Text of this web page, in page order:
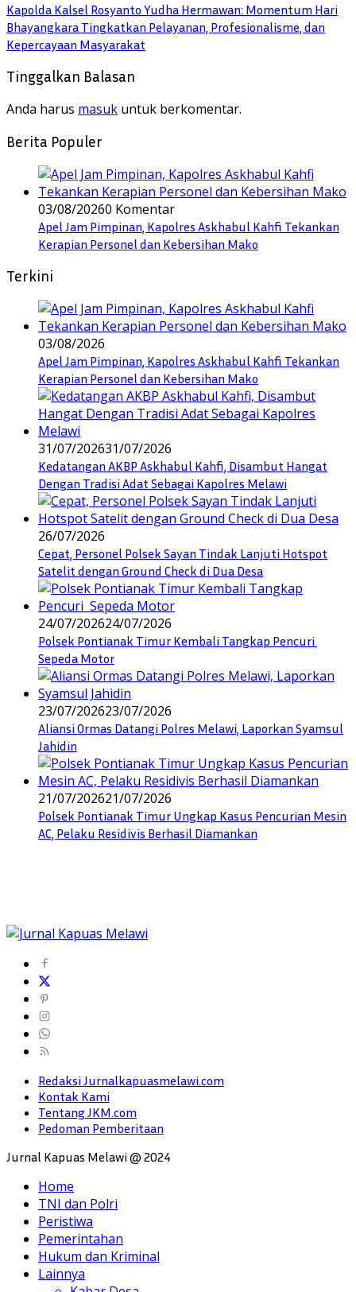
Kapolda Kalsel Rosyanto Yudha Hermawan: Momentum Hari
Bhayangkara Tingkatkan Pelayanan, Profesionalisme, dan
Kepercayaan Masyarakat
Tinggalkan Balasan
Anda harus masuk untuk berkomentar.
Berita Populer
03/08/20260 Komentar
Apel Jam Pimpinan, Kapolres Askhabul Kahfi Tekankan
Kerapian Personel dan Kebersihan Mako
Terkini
03/08/2026
Apel Jam Pimpinan, Kapolres Askhabul Kahfi Tekankan
Kerapian Personel dan Kebersihan Mako
31/07/202631/07/2026
Kedatangan AKBP Askhabul Kahfi, Disambut Hangat
Dengan Tradisi Adat Sebagai Kapolres Melawi
26/07/2026
Cepat, Personel Polsek Sayan Tindak Lanjuti Hotspot
Satelit dengan Ground Check di Dua Desa
24/07/202624/07/2026
Polsek Pontianak Timur Kembali Tangkap Pencuri
Sepeda Motor
23/07/202623/07/2026
Aliansi Ormas Datangi Polres Melawi, Laporkan Syamsul
Jahidin
21/07/202621/07/2026
Polsek Pontianak Timur Ungkap Kasus Pencurian Mesin
AC, Pelaku Residivis Berhasil Diamankan
Redaksi Jurnalkapuasmelawi.com
Kontak Kami
Tentang JKM.com
Pedoman Pemberitaan
Jurnal Kapuas Melawi @ 2024
Home
TNI dan Polri
Peristiwa
Pemerintahan
Hukum dan Kriminal
Lainnya